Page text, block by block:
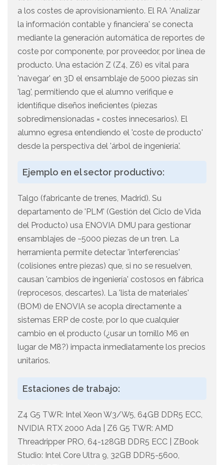
a los costes de aprovisionamiento. El RA 'Analizar
la información contable y financiera' se conecta
mediante la generación automática de reportes de
coste por componente, por proveedor, por línea de
producto. Una estación Z (Z4, Z6) es vital para
'navegar' en 3D el ensamblaje de 5000 piezas sin
'lag', permitiendo que el alumno verifique e
identifique diseños ineficientes (piezas
sobredimensionadas = costes innecesarios). El
alumno egresa entendiendo el 'coste de producto'
desde la perspectiva del 'árbol de ingeniería'.
Ejemplo en el sector productivo:
Talgo (fabricante de trenes, Madrid). Su
departamento de 'PLM' (Gestión del Ciclo de Vida
del Producto) usa ENOVIA DMU para gestionar
ensamblajes de ~5000 piezas de un tren. La
herramienta permite detectar 'interferencias'
(colisiones entre piezas) que, si no se resuelven,
causan 'cambios de ingeniería' costosos en fábrica
(reprocesos, descartes). La 'lista de materiales'
(BOM) de ENOVIA se acopla directamente a
sistemas ERP de coste, por lo que cualquier
cambio en el producto (¿usar un tornillo M6 en
lugar de M8?) impacta inmediatamente los precios
unitarios.
Estaciones de trabajo:
Z4 G5 TWR: Intel Xeon W3/W5, 64GB DDR5 ECC,
NVIDIA RTX 2000 Ada | Z6 G5 TWR: AMD
Threadripper PRO, 64-128GB DDR5 ECC | ZBook
Studio: Intel Core Ultra 9, 32GB DDR5-5600,